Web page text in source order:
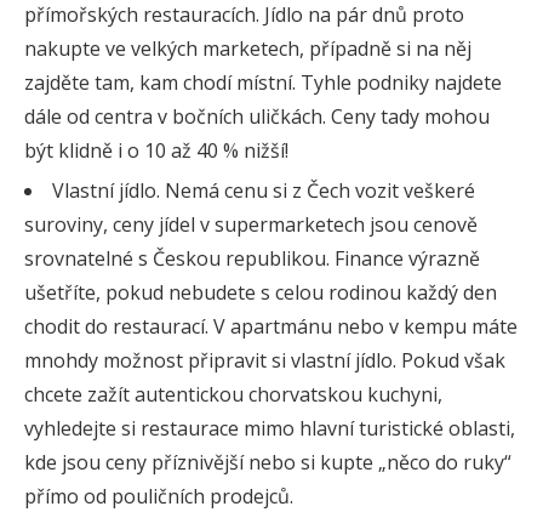
přímořských restauracích. Jídlo na pár dnů proto
nakupte ve velkých marketech, případně si na něj
zajděte tam, kam chodí místní. Tyhle podniky najdete
dále od centra v bočních uličkách. Ceny tady mohou
být klidně i o 10 až 40 % nižší!
Vlastní jídlo. Nemá cenu si z Čech vozit veškeré
suroviny, ceny jídel v supermarketech jsou cenově
srovnatelné s Českou republikou. Finance výrazně
ušetříte, pokud nebudete s celou rodinou každý den
chodit do restaurací. V apartmánu nebo v kempu máte
mnohdy možnost připravit si vlastní jídlo. Pokud však
chcete zažít autentickou chorvatskou kuchyni,
vyhledejte si restaurace mimo hlavní turistické oblasti,
kde jsou ceny příznivější nebo si kupte „něco do ruky“
přímo od pouličních prodejců.